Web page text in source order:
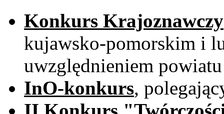
Konkurs Krajoznawczy
kujawsko-pomorskim i
uwzględnieniem
InO-konkurs,